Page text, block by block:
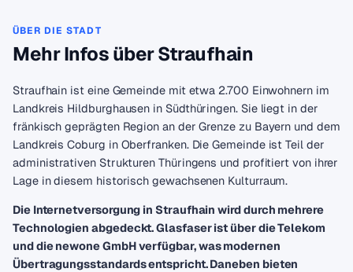
ÜBER DIE STADT
Mehr Infos über Straufhain
Straufhain ist eine Gemeinde mit etwa 2.700 Einwohnern im
Landkreis Hildburghausen in Südthüringen. Sie liegt in der
fränkisch geprägten Region an der Grenze zu Bayern und dem
Landkreis Coburg in Oberfranken. Die Gemeinde ist Teil der
administrativen Strukturen Thüringens und profitiert von ihrer
Lage in diesem historisch gewachsenen Kulturraum.
Die Internetversorgung in Straufhain wird durch mehrere
Technologien abgedeckt. Glasfaser ist über die Telekom
und die newone GmbH verfügbar, was modernen
Übertragungsstandards entspricht. Daneben bieten